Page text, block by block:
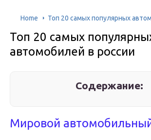
Home Топ 20 самых популярных
Топ 20 самых
автомобилей в россии
Содержание:
Мировой